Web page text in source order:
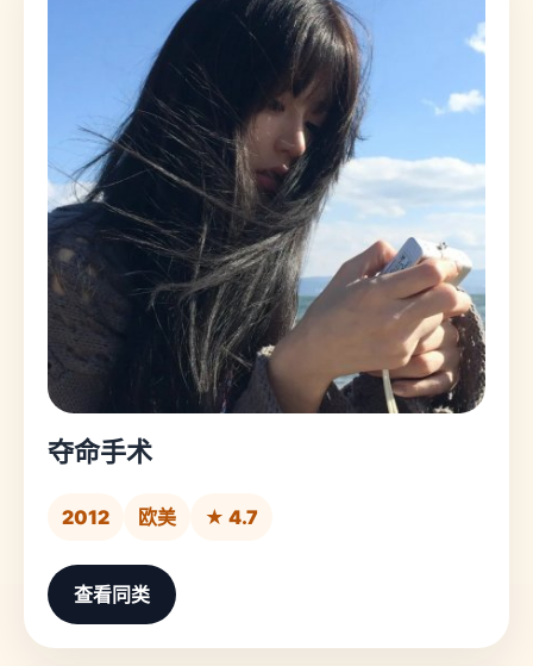
夺命手术
2012 欧美 ★ 4.7
查看同类